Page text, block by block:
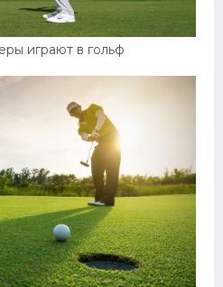
играют в гольф